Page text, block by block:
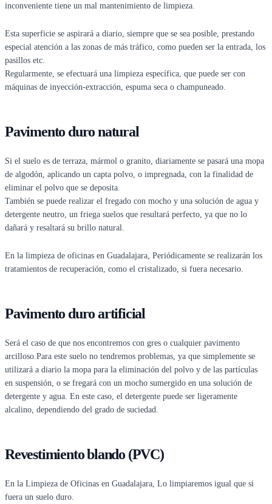
inconveniente tiene un mal mantenimiento de limpieza.
Esta superficie se aspirará a diario, siempre que se sea posible, prestando
especial atención a las zonas de más tráfico, como pueden ser la entrada, los
pasillos etc.
Regularmente, se efectuará una limpieza específica, que puede ser con
máquinas de inyección-extracción, espuma seca o champuneado.
Pavimento duro natural
Si el suelo es de terraza, mármol o granito, diariamente se pasará una mopa
de algodón, aplicando un capta polvo, o impregnada, con la finalidad de
eliminar el polvo que se deposita.
También se puede realizar el fregado con mocho y una solución de agua y
detergente neutro, un friega suelos que resultará perfecto, ya que no lo
dañará y resaltará su brillo natural.
En la limpieza de oficinas en Guadalajara, Periódicamente se realizarán los
tratamientos de recuperación, como el cristalizado, si fuera necesario.
Pavimento duro artificial
Será el caso de que nos encontremos con gres o cualquier pavimento
arcilloso.Para este suelo no tendremos problemas, ya que simplemente se
utilizará a diario la mopa para la eliminación del polvo y de las partículas
en suspensión, o se fregará con un mocho sumergido en una solución de
detergente y agua. En este caso, el detergente puede ser ligeramente
alcalino, dependiendo del grado de suciedad.
Revestimiento blando (PVC)
En la Limpieza de Oficinas en Guadalajara, Lo limpiaremos igual que si
fuera un suelo duro.